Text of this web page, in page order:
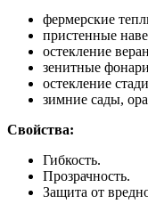
фермерские
пристенные
остекление
зенитные
остекление
зимние сады,
Свойства:
Гибкость.
Прозрачность.
Защита от